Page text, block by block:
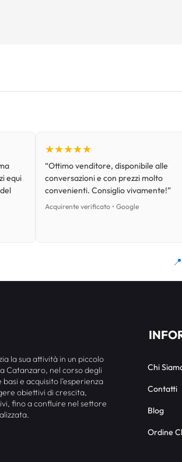
equi
★★★★★
“Ottimo venditore, disponibile alle
conversazioni e con prezzi molto
convenienti. Consiglio vivamente!”
Acquirente verificato • Google
la sua attività in un piccolo
Catanzaro, nel corso degli
e acquisito l’esperienza
obiettivi di crescita,
fino a confluire nel settore
Chi
Contatti
Blog
Ordine